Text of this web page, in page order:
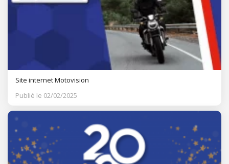
Site internet Motovision
Publié le 02/02/2025